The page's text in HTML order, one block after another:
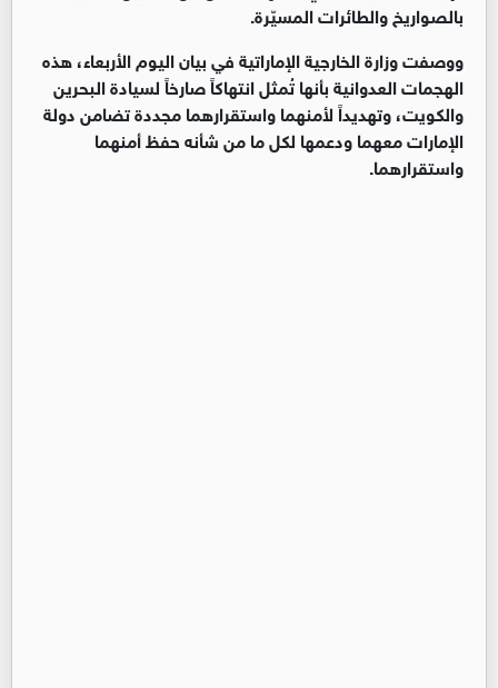
بالصواريخ والطائرات المسيّرة.
ووصفت وزارة الخارجية الإماراتية في بيان اليوم الأربعاء، هذه
الهجمات العدوانية بأنها تُمثل انتهاكاً صارخاً لسيادة البحرين
والكويت، وتهديداً لأمنهما واستقرارهما مجددة تضامن دولة
الإمارات معهما ودعمها لكل ما من شأنه حفظ أمنهما
واستقرارهما.